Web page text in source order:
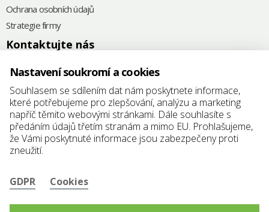
Ochrana osobních údajů
Strategie firmy
Kontaktujte nás
+420575 571 000
@
elkoplast@elkoplast.cz
Štefánikova 2664
760 01 Zlín
IČ: 25347942
DIČ: CZ25347942
Nastavení soukromí a cookies
Souhlasem se sdílením dat nám poskytnete informace,
které potřebujeme pro zlepšování, analýzu a marketing
napříč těmito webovými stránkami. Dále souhlasíte s
předáním údajů třetím stranám a mimo EU. Prohlašujeme,
že Vámi poskytnuté informace jsou zabezpečeny proti
zneužití.
GDPR Cookies